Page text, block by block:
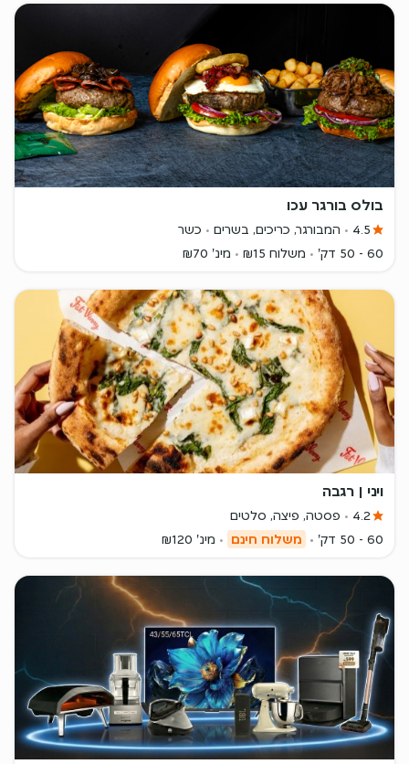
בולס בורגר עכו
4.5 המבורגר, כריכים, בשרים
כשר
60 - 50 דק'
משלוח ₪15 מינ' ₪70
ויני | רגבה
4.2
פסטה, פיצה, סלטים
60 - 50 דק'
משלוח חינם מינ' ₪120